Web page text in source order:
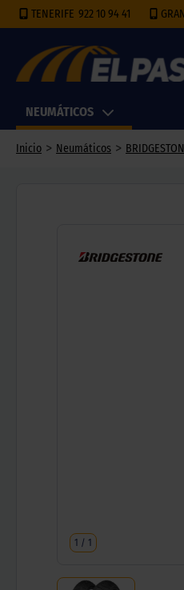
TENERIFE 922 10 94 41
NEUMÁTICOS
Inicio > Neumáticos >
1 / 1